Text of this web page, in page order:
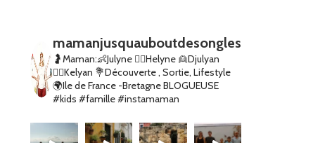
mamanjusquauboutdesongles
🤰Maman:👶Julyne 👱‍♀️Helyne 👱Djulyan
👱‍♂️Kelyan 💐Découverte , Sortie, Lifestyle
🌍Ile de France -BretagneBLOGUEUSE
#kids #famille #instamaman